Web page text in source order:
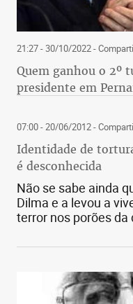
21:27 - 30/10/2022-
Quem ganhou o 2º
presidente em
07:00 - 20/06/2012-
Identidade de
é desconhecida
Não se sabe ainda
Dilma e a levou a
terror nos porões da